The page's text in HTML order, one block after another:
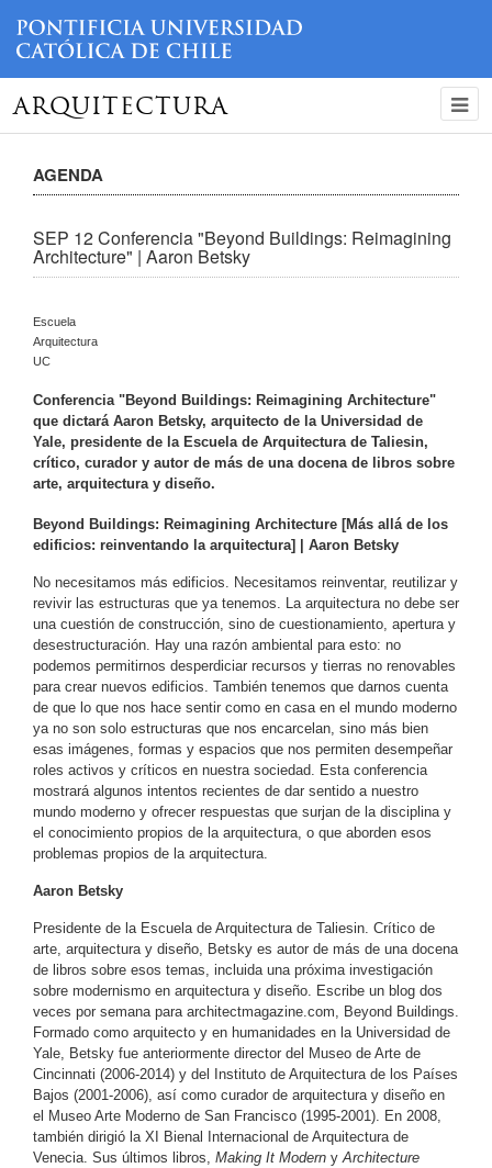
ARQUITECTURA
AGENDA
SEP 12 Conferencia "Beyond Buildings: Reimagining
Architecture" | Aaron Betsky
Escuela
Arquitectura
UC
Conferencia "Beyond Buildings: Reimagining Architecture"
que dictará Aaron Betsky, arquitecto de la Universidad de
Yale, presidente de la Escuela de Arquitectura de Taliesin,
crítico, curador y autor de más de una docena de libros sobre
arte, arquitectura y diseño.
Beyond Buildings: Reimagining Architecture [Más allá de los
edificios: reinventando la arquitectura] | Aaron Betsky
No necesitamos más edificios. Necesitamos reinventar, reutilizar y
revivir las estructuras que ya tenemos. La arquitectura no debe ser
una cuestión de construcción, sino de cuestionamiento, apertura y
desestructuración. Hay una razón ambiental para esto: no
podemos permitirnos desperdiciar recursos y tierras no renovables
para crear nuevos edificios. También tenemos que darnos cuenta
de que lo que nos hace sentir como en casa en el mundo moderno
ya no son solo estructuras que nos encarcelan, sino más bien
esas imágenes, formas y espacios que nos permiten desempeñar
roles activos y críticos en nuestra sociedad. Esta conferencia
mostrará algunos intentos recientes de dar sentido a nuestro
mundo moderno y ofrecer respuestas que surjan de la disciplina y
el conocimiento propios de la arquitectura, o que aborden esos
problemas propios de la arquitectura.
Aaron Betsky
Presidente de la Escuela de Arquitectura de Taliesin. Crítico de
arte, arquitectura y diseño, Betsky es autor de más de una docena
de libros sobre esos temas, incluida una próxima investigación
sobre modernismo en arquitectura y diseño. Escribe un blog dos
veces por semana para architectmagazine.com, Beyond Buildings.
Formado como arquitecto y en humanidades en la Universidad de
Yale, Betsky fue anteriormente director del Museo de Arte de
Cincinnati (2006-2014) y del Instituto de Arquitectura de los Países
Bajos (2001-2006), así como curador de arquitectura y diseño en
el Museo Arte Moderno de San Francisco (1995-2001). En 2008,
también dirigió la XI Bienal Internacional de Arquitectura de
Venecia. Sus últimos libros, Making It Modern y Architecture